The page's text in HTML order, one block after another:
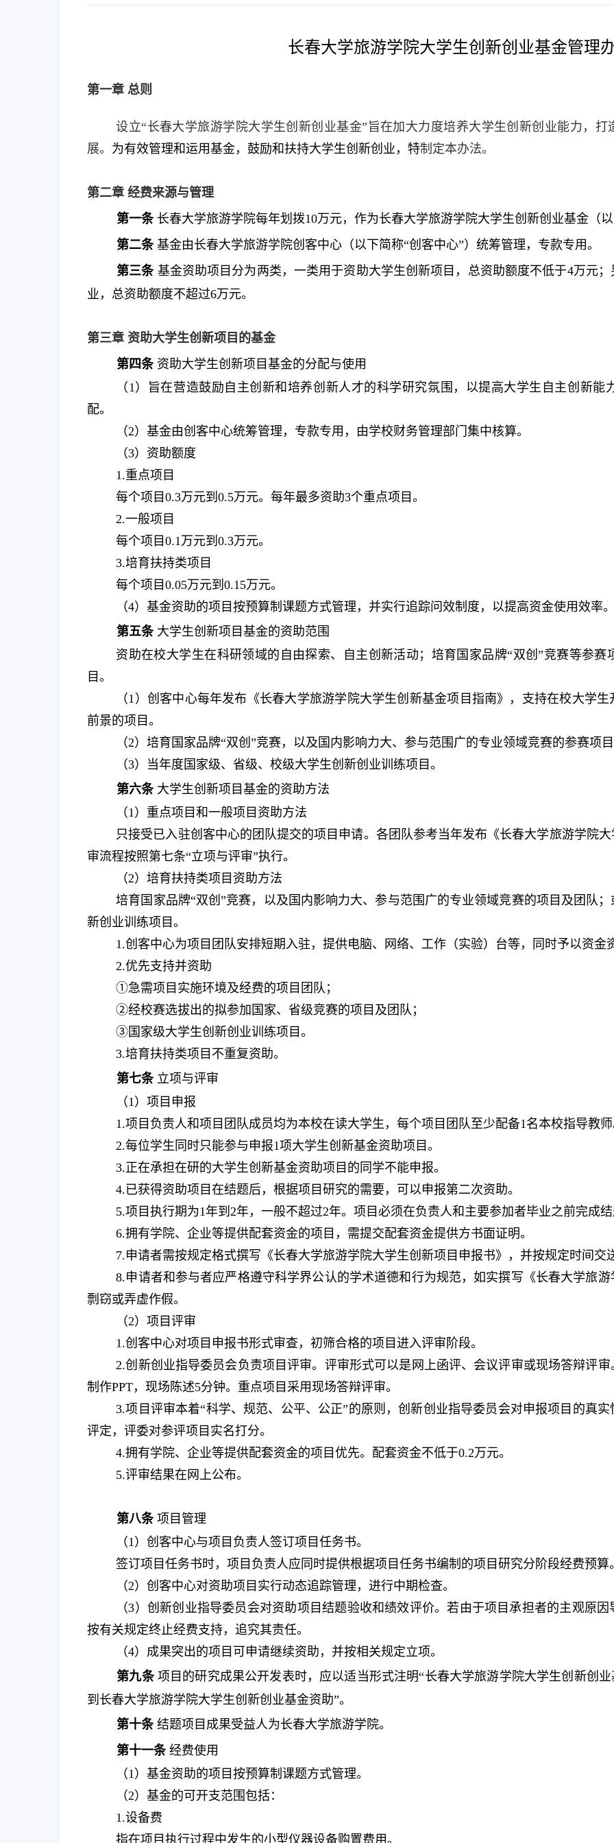
长春大学旅游学院大学生创新创业基金管理
第一章 总则
设立“长春大学旅游学院大学生创新创业基金”旨在加大力度培养大学生创新创业能力，打
展。 为有效管理和运用基金，鼓励和扶持大学生创新创业，特制定本办法。
第二章 经费来源与管理
第一条长春大学旅游学院每年划拨10万元，作为长春大学旅游学院大学生创新创业基金（以
第二条基金由长春大学旅游学院创客中心（以下简称“创客中心”）统筹管理，专款专用。
第三条基金资助项目分为两类，一类用于资助大学生创新项目，总资助额度不低于4万元；
业，总资助额度不超过6万元。
第三章 资助大学生创新项目的基金
第四条资助大学生创新项目基金的分配与使用
（ 1）旨在营造鼓励自主创新和培养创新人才的科学研究氛围，以提高大学生自主创新能
配。
（2）基金由创客中心统筹管理，专款专用，由学校财务管理部门集中核算。
（3）资助额度
1.重点项目
每个项目0.3万元到0.5万元。每年最多资助3个重点项目。
2.一般项目
每个项目0.1万元到0.3万元。
3.培育扶持类项目
每个项目0.05万元到0.15万元。
（4）基金资助的项目按预算制课题方式管理，并实行追踪问效制度，以提高资金使用效率。
第五条大学生创新项目基金的资助范围
资助在校大学生在科研领域的自由探索、自主创新活动；培育国家品牌“双创”竞赛等参
目。
（1 ）创客中心每年发布《长春大学旅游学院大学生创新基金项目指南》，支持在校大学
前景的项目。
（2）培育国家品牌“双创”竞赛，以及国内影响力大、参与范围广的专业领域竞赛的参赛项目
（3）当年度国家级、省级、校级大学生创新创业训练项目。
第六条大学生创新项目基金的资助方法
（1）重点项目和一般项目资助方法
只接受已入驻创客中心的团队提交的项目申请。各团队参考当年发布《长春大学旅游学院
审流程按照第七条“立项与评审”执行。
（2）培育扶持类项目资助方法
培育国家品牌“双创”竞赛，以及国内影响力大、参与范围广的专业领域竞赛的项目及团队
新创业训练项目。
1.创客中心为项目团队安排短期入驻，提供电脑、网络、工作（实验）台等，同时予以资金
2.优先支持并资助
①急需项目实施环境及经费的项目团队；
②经校赛选拔出的拟参加国家、省级竞赛的项目及团队；
③国家级大学生创新创业训练项目。
3.培育扶持类项目不重复资助。
第七条立项与评审
（1）项目申报
1.项目负责人和项目团队成员均为本校在读大学生，每个项目团队至少配备1名本校指导教师
2.每位学生同时只能参与申报1项大学生创新基金资助项目。
3.正在承担在研的大学生创新基金资助项目的同学不能申报。
4.已获得资助项目在结题后，根据项目研究的需要，可以申报第二次资助。
5.项目执行期为1年到2年，一般不超过2年。项目必须在负责人和主要参加者毕业之前完成结
6.拥有学院、企业等提供配套资金的项目，需提交配套资金提供方书面证明。
7.申请者需按规定格式撰写《长春大学旅游学院大学生创新项目申报书》，并按规定时间交
8.申请者和参与者应严格遵守科学界公认的学术道德和行为规范，如实撰写《长春大学旅
剽窃或弄虚作假。
（2）项目评审
1.创客中心对项目申报书形式审查，初筛合格的项目进入评审阶段。
2.创新创业指导委员会负责项目评审。评审形式可以是网上函评、会议评审或现场答辩评
制作PPT，现场陈述5分钟。重点项目采用现场答辩评审。
3.项目评审本着“科学、规范、公平、公正”的原则，创新创业指导委员会对申报项目的真
评定，评委对参评项目实名打分。
4.拥有学院、企业等提供配套资金的项目优先。配套资金不低于0.2万元。
5.评审结果在网上公布。
第八条项目管理
（1）创客中心与项目负责人签订项目任务书。
签订项目任务书时，项目负责人应同时提供根据项目任务书编制的项目研究分阶段经费预算
（2）创客中心对资助项目实行动态追踪管理，进行中期检查。
（3）创新创业指导委员会对资助项目结题验收和绩效评价。若由于项目承担者的主观原
按有关规定终止经费支持，追究其责任。
（4）成果突出的项目可申请继续资助，并按相关规定立项。
第九条项目的研究成果公开发表时，应以适当形式注明“长春大学旅游学院大学生创新创
到长春大学旅游学院大学生创新创业基金资助”。
第十条结题项目成果受益人为长春大学旅游学院。
第十一条经费使用
（1）基金资助的项目按预算制课题方式管理。
（2）基金的可开支范围包括：
1.设备费
指在项目执行过程中发生的小型仪器设备购置费用。